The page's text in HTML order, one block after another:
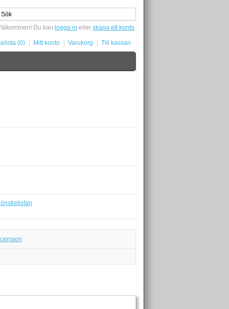
Du kan logga in eller skapa ett konto.
(0) Mitt konto Varukorg Till kassan